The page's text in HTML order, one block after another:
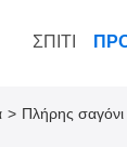
ΣΠΊΤΙ
> Πλήρης σαγόνι